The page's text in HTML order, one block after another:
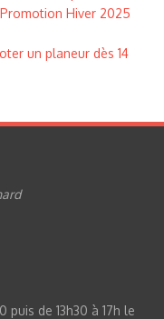
Hiver 2025
un planeur dès 14
puis de 13h30 à 17h le